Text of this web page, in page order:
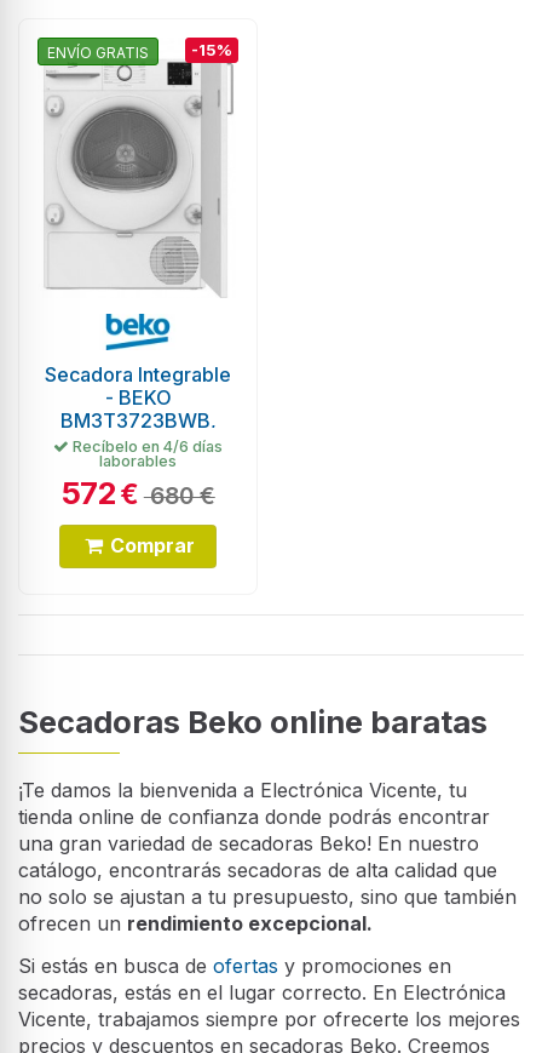
ENVÍO GRATIS -15%
Secadora Integrable
- BEKO
BM3T3723BWB,
Blanco, 7 kg ,
AquaWave
Recíbelo en 4/6 días
laborables
572€ 680 €
Comprar
Secadoras Beko online baratas
¡Te damos la bienvenida a Electrónica Vicente, tu
tienda online de confianza donde podrás encontrar
una gran variedad de secadoras Beko! En nuestro
catálogo, encontrarás secadoras de alta calidad que
no solo se ajustan a tu presupuesto, sino que también
ofrecen un rendimiento excepcional.
Si estás en busca de ofertas y promociones en
secadoras, estás en el lugar correcto. En Electrónica
Vicente, trabajamos siempre por ofrecerte los mejores
precios y descuentos en secadoras Beko. Creemos